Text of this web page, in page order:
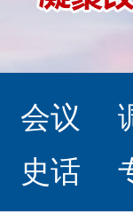
会议
史话